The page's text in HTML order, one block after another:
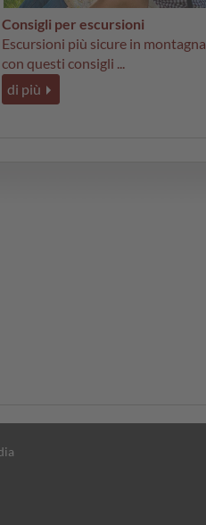
Consigli per escursioni
Escursioni più sicure in montagna
con questi consigli ...
di più